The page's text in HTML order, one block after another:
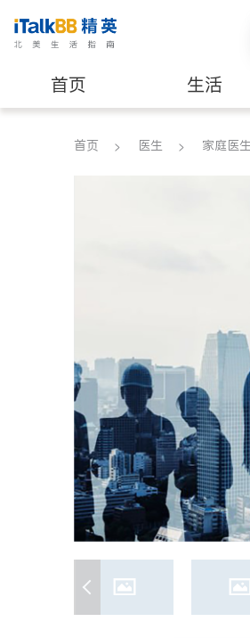
首页 生活
养老 非盈利组织
首页 医生 家庭医